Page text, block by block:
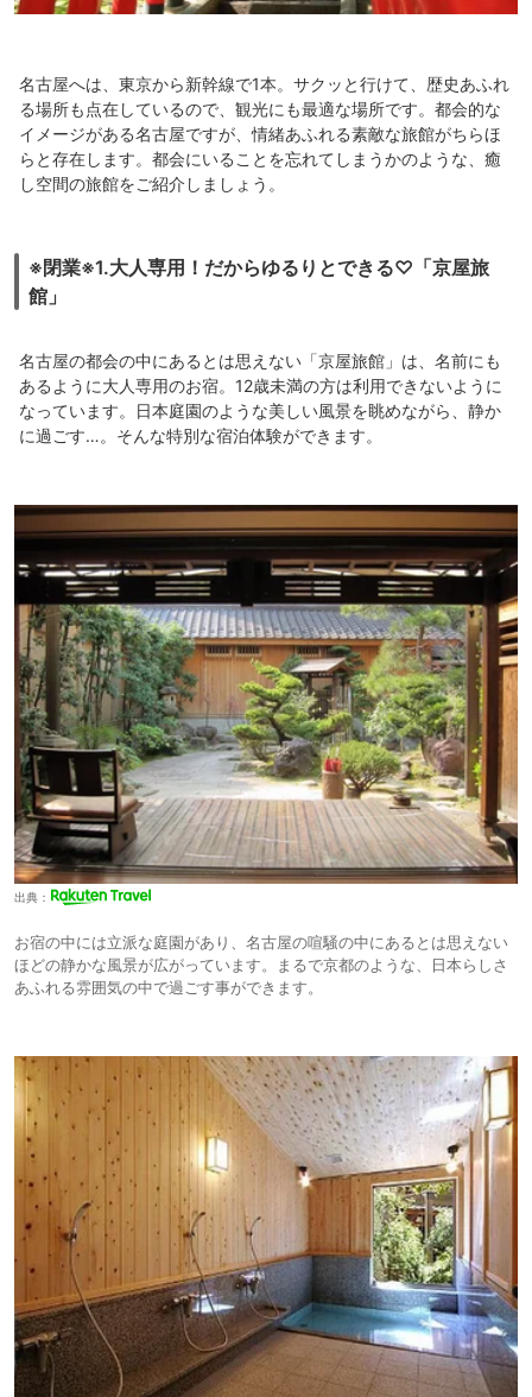
名古屋へは、東京から新幹線で1本。サクッと行けて、歴史あふれ
る場所も点在しているので、観光にも最適な場所です。都会的な
イメージがある名古屋ですが、情緒あふれる素敵な旅館がちらほ
らと存在します。都会にいることを忘れてしまうかのような、癒
し空間の旅館をご紹介しましょう。
※閉業※1.大人専用！だからゆるりとできる♡「京屋旅
館」
名古屋の都会の中にあるとは思えない「京屋旅館」は、名前にも
あるように大人専用のお宿。12歳未満の方は利用できないように
なっています。日本庭園のような美しい風景を眺めながら、静か
に過ごす…。そんな特別な宿泊体験ができます。
出典：
お宿の中には立派な庭園があり、名古屋の喧騒の中にあるとは思えない
ほどの静かな風景が広がっています。まるで京都のような、日本らしさ
あふれる雰囲気の中で過ごす事ができます。